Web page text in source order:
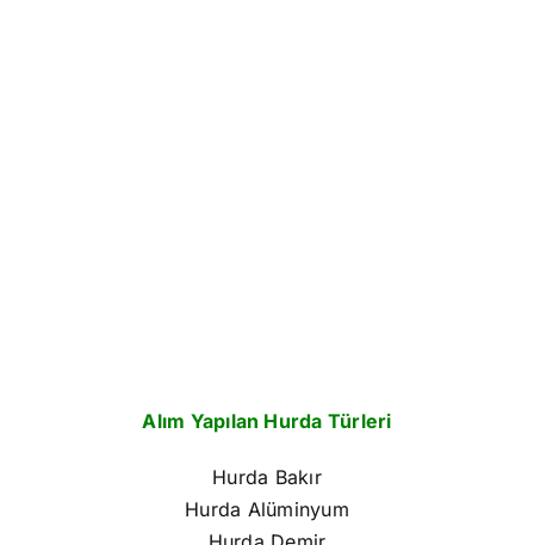
Alım Yapılan Hurda Türleri
Hurda Bakır
Hurda Alüminyum